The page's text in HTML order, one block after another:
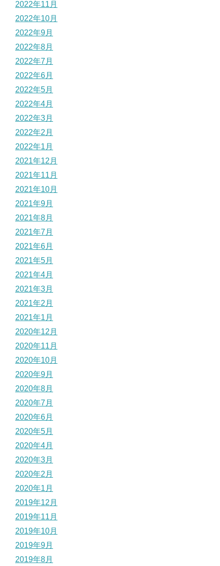
2022年11月
2022年10月
2022年9月
2022年8月
2022年7月
2022年6月
2022年5月
2022年4月
2022年3月
2022年2月
2022年1月
2021年12月
2021年11月
2021年10月
2021年9月
2021年8月
2021年7月
2021年6月
2021年5月
2021年4月
2021年3月
2021年2月
2021年1月
2020年12月
2020年11月
2020年10月
2020年9月
2020年8月
2020年7月
2020年6月
2020年5月
2020年4月
2020年3月
2020年2月
2020年1月
2019年12月
2019年11月
2019年10月
2019年9月
2019年8月